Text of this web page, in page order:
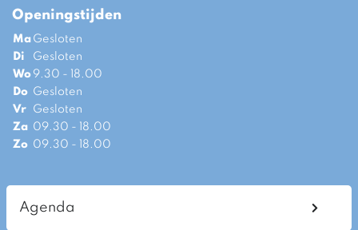
Openingstijden
Ma Gesloten
Di
Gesloten
Wo 9.30 - 18.00
Do Gesloten
Vr
Gesloten
Za 09.30 - 18.00
Zo 09.30 - 18.00
Agenda